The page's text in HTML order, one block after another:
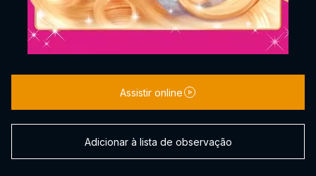
Assistir online
Adicionar à lista de observação